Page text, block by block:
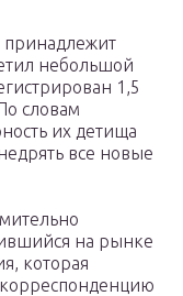
принадлежит
небольшой
1,5
словам
их детища
все новые
на рынке
которая